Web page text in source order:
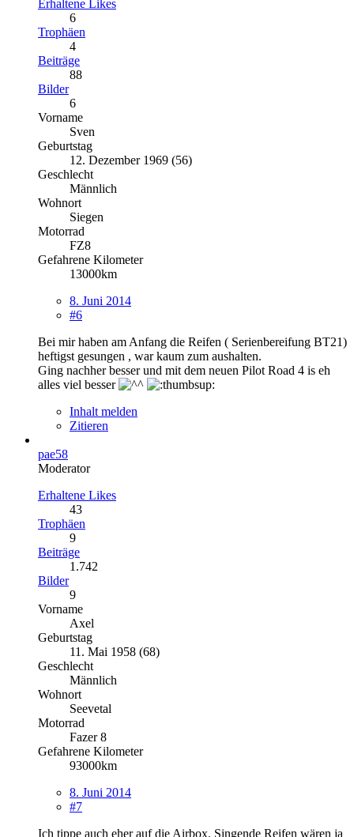
Erhaltene Likes
6
Trophäen
4
Beiträge
88
Bilder
6
Vorname
Sven
Geburtstag
12. Dezember 1969 (56)
Geschlecht
Männlich
Wohnort
Siegen
Motorrad
FZ8
Gefahrene Kilometer
13000km
8. Juni 2014
#6
Bei mir haben am Anfang die Reifen ( Serienbereifung BT21)
heftigst gesungen , war kaum zum aushalten.
Ging nachher besser und mit dem neuen Pilot Road 4 is eh
alles viel besser
Inhalt melden
Zitieren
pae58
Moderator
Erhaltene Likes
43
Trophäen
9
Beiträge
1.742
Bilder
9
Vorname
Axel
Geburtstag
11. Mai 1958 (68)
Geschlecht
Männlich
Wohnort
Seevetal
Motorrad
Fazer 8
Gefahrene Kilometer
93000km
8. Juni 2014
#7
Ich tippe auch eher auf die Airbox. Singende Reifen wären ja